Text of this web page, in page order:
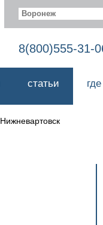
Воронеж
8(800)555-31-
статьи
Нижневартовск